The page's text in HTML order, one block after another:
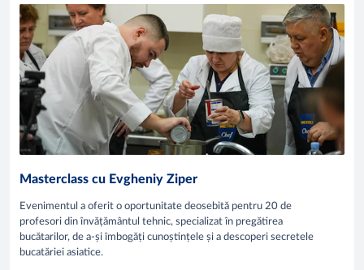
Masterclass cu Evgheniy Ziper
Evenimentul a oferit o oportunitate deosebită pentru 20 de
profesori din învățământul tehnic, specializat în pregătirea
bucătarilor, de a-și îmbogăți cunoștințele și a descoperi secretele
bucatăriei asiatice.